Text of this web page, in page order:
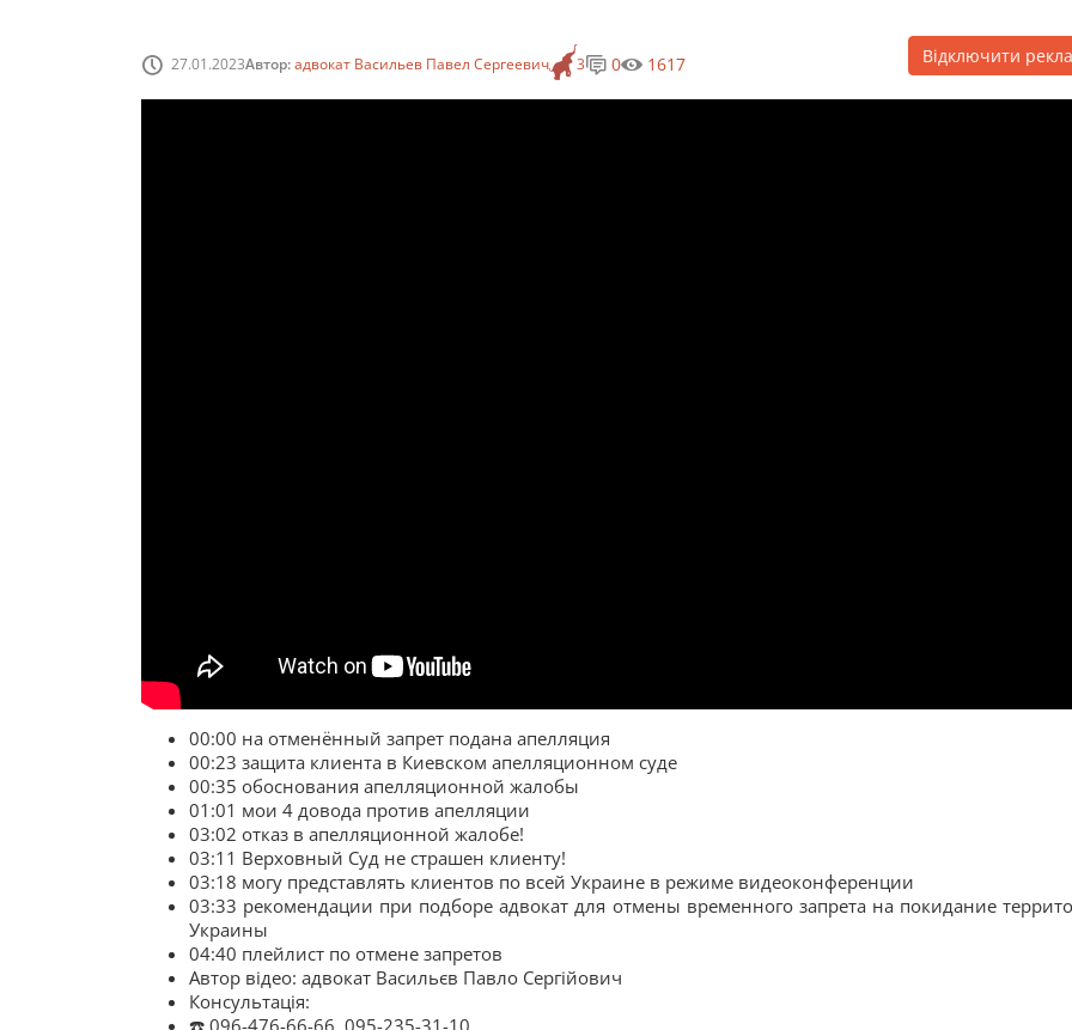
27.01.2023Автор:адвокат Васильев Павел Сергеевич 3 0 1617 Відключити
00:00 на отменённый запрет подана апелляция
00:23 защита клиента в Киевском апелляционном суде
00:35 обоснования апелляционной жалобы
01:01 мои 4 довода против апелляции
03:02 отказ в апелляционной жалобе!
03:11 Верховный Суд не страшен клиенту!
03:18 могу представлять клиентов по всей Украине в режиме видеоконференции
03:33 рекомендации при подборе адвокат для отмены временного запрета на покидание
Украины
04:40 плейлист по отмене запретов
Автор відео: адвокат Васильєв Павло Сергійович
Консультація:
☎️ 096-476-66-66, 095-235-31-10